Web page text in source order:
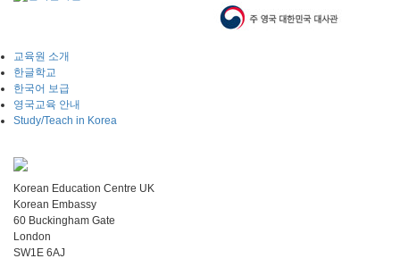
교육원 소개
한글학교
한국어 보급
영국교육 안내
Study/Teach in Korea
Korean Education Centre UK
Korean Embassy
60 Buckingham Gate
London
SW1E 6AJ